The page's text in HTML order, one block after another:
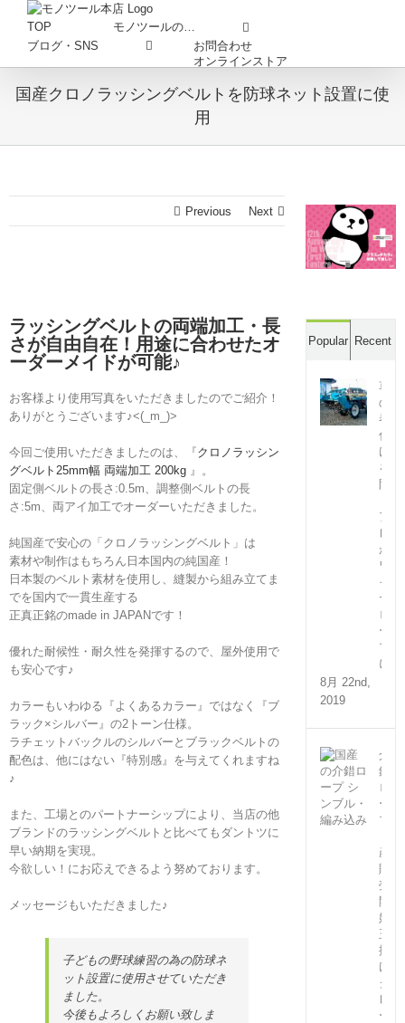
content
TOP
モノツールの…
ブログ・SNS
お問合わせ
オンラインストア
国産クロノラッシングベルトを防球ネット設置に使
用
Previous Next
ラッシングベルトの両端加工・長
さが自由自在！用途に合わせたオ
ーダーメイドが可能♪
お客様より使用写真をいただきましたのでご紹介！
ありがとうございます♪<(_m_)>
今回ご使用いただきましたのは、『クロノラッシン
グベルト25mm幅 両端加工 200kg 』。
固定側ベルトの長さ:0.5m、調整側ベルトの長
さ:5m、両アイ加工でオーダーいただきました。
純国産で安心の「クロノラッシングベルト」は
素材や制作はもちろん日本国内の純国産！
日本製のベルト素材を使用し、縫製から組み立てま
でを国内で一貫生産する
正真正銘のmade in JAPANです！
優れた耐候性・耐久性を発揮するので、屋外使用で
も安心です♪
カラーもいわゆる『よくあるカラー』ではなく『ブ
ラック×シルバー』の2トーン仕様。
ラチェットバックルのシルバーとブラックベルトの
配色は、他にはない『特別感』を与えてくれますね
♪
また、工場とのパートナーシップにより、当店の他
ブランドのラッシングベルトと比べてもダントツに
早い納期を実現。
今欲しい！にお応えできるよう努めております。
メッセージもいただきました♪
子どもの野球練習の為の防球ネ
ット設置に使用させていただき
ました。
今後もよろしくお願い致しま
Popular Recent
草
の
巻
付
け
を
防
ア
レ
が
ワ
イ
ヤ
ロ
ー
プ
に！
8月 22nd,
2019
介
錯
ロ
ー
プ
産）
販
売
開
始！
玉
掛
け・
ク
レ
ー